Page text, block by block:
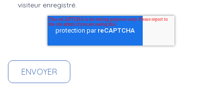
visiteur enregistré.